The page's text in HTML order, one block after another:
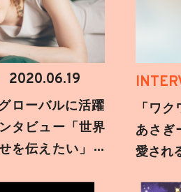
2020.06.19
ローバルに活躍
タビュー「世界
を伝えたい」新
「ワ
あさぎ
愛され